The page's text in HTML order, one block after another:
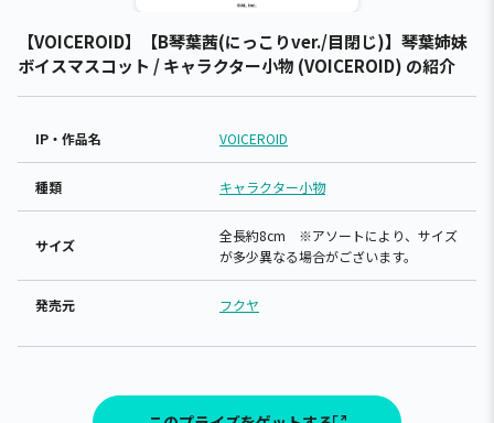
【VOICEROID】【B琴葉茜(にっこりver./目閉じ)】琴葉姉妹
ボイスマスコット / キャラクター小物 (VOICEROID) の紹介
IP・作品名 VOICEROID
種類 キャラクター小物
サイズ
全長約8cm ※アソートにより、サイズ
が多少異なる場合がございます。
発売元 フクヤ